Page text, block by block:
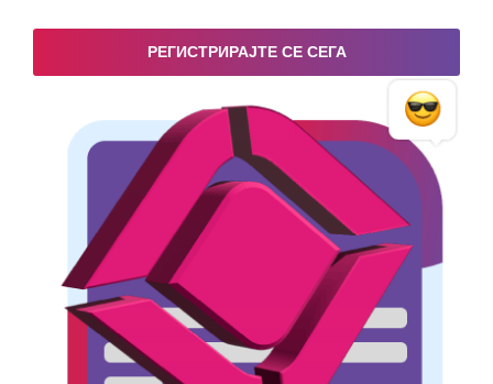
РЕГИСТРИРАЈТЕ СЕ СЕГА